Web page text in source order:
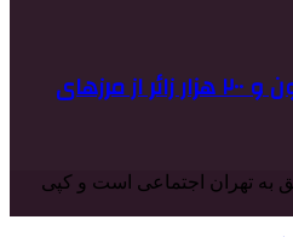
تردد بیش از یک میلیون و ۲۰۰ هزار زائر از مرزهای
به تهران اجتماعی است و کپی